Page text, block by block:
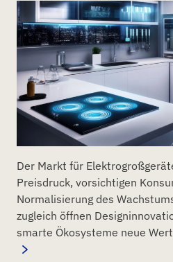
Der Markt für
Preisdruck, vorsichtigen
Normalisierung des
zugleich öffnen
smarte Ökosysteme neue